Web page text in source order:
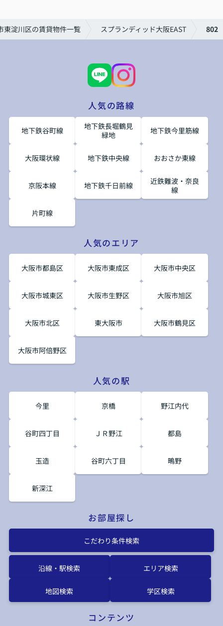
東淀川区の賃貸物件一覧 スプランディッド大阪EAST 802
人気の路線
地下鉄谷町線
地下鉄長堀鶴見
緑地
地下鉄今里筋線
大阪環状線 地下鉄中央線 おおさか東線
京阪本線 地下鉄千日前線
近鉄難波・奈良
線
片町線
人気のエリア
大阪市都島区 大阪市東成区 大阪市中央区
大阪市城東区 大阪市生野区 大阪市旭区
大阪市北区 東大阪市 大阪市鶴見区
大阪市阿倍野区
人気の駅
今里 京橋 野江内代
谷町四丁目 ＪＲ野江 都島
玉造 谷町六丁目 鴫野
新深江
お部屋探し
こだわり条件検索
沿線・駅検索 エリア検索
地図検索 学区検索
コンテンツ